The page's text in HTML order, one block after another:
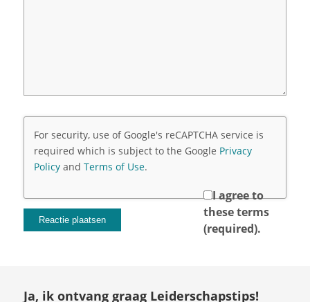
For security, use of Google's reCAPTCHA service is
required which is subject to the Google Privacy
Policyand Terms of Use.
I agree to
these terms
(required).
Ja, ik ontvang graag Leiderschapstips!